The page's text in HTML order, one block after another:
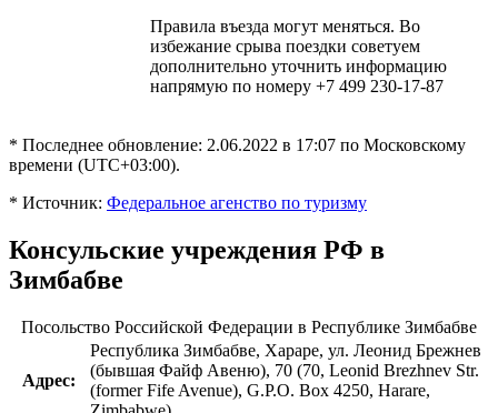
Правила въезда могут меняться. Во
избежание срыва поездки советуем
дополнительно уточнить информацию
напрямую по номеру +7 499 230-17-87
* Последнее обновление: 2.06.2022 в 17:07 по Московскому
времени (UTC+03:00).
* Источник: Федеральное агенство по туризму
Консульские учреждения РФ в
Зимбабве
Посольство Российской Федерации в Республике Зимбабве
Адрес:
Республика Зимбабве, Хараре, ул. Леонид Брежнев
(бывшая Файф Авеню), 70 (70, Leonid Brezhnev Str.
(former Fife Avenue), G.P.O. Box 4250, Harare,